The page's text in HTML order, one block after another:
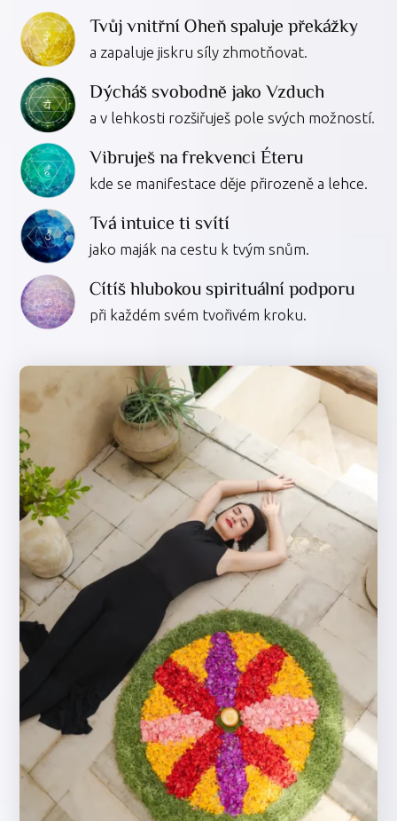
Tvůj vnitřní Oheň spaluje překážky
a zapaluje jiskru síly zhmotňovat.
Dýcháš svobodně jako Vzduch
a v lehkosti rozšiřuješ pole svých možností.
Vibruješ na frekvenci Éteru
kde se manifestace děje přirozeně a lehce.
Tvá intuice ti svítí
jako maják na cestu k tvým snům.
Cítíš hlubokou spirituální podporu
při každém svém tvořivém kroku.